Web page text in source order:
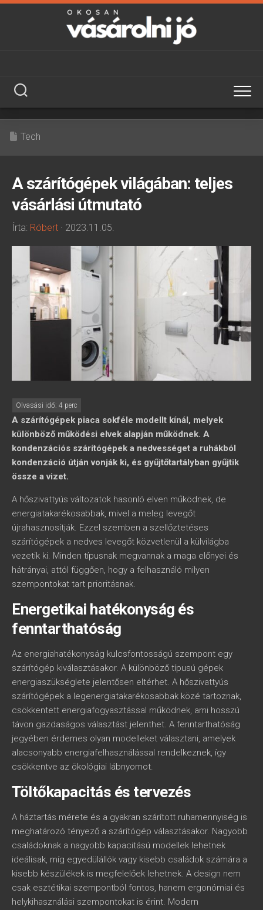
Skip
Tech
A szárítógépek világában: teljes
vásárlási útmutató
Írta: Róbert · 2023.11.05.
A szárítógépek piaca sokféle modellt kínál, melyek
különböző működési elvek alapján működnek. A
kondenzációs szárítógépek a nedvességet a ruhákból
kondenzáció útján vonják ki, és gyűjtőtartályban gyűjtik
össze a vizet.
A hőszivattyús változatok hasonló elven működnek, de
energiatakarékosabbak, mivel a meleg levegőt
újrahasznosítják. Ezzel szemben a szellőztetéses
szárítógépek a nedves levegőt közvetlenül a külvilágba
vezetik ki. Minden típusnak megvannak a maga előnyei és
hátrányai, attól függően, hogy a felhasználó milyen
szempontokat tart prioritásnak.
Energetikai hatékonyság és
fenntarthatóság
Az energiahatékonyság kulcsfontosságú szempont egy
szárítógép kiválasztásakor. A különböző típusú gépek
energiaszükséglete jelentősen eltérhet. A hőszivattyús
szárítógépek a legenergiatakarékosabbak közé tartoznak,
csökkentett energiafogyasztással működnek, ami hosszú
távon gazdaságos választást jelenthet. A fenntarthatóság
jegyében érdemes olyan modelleket választani, amelyek
alacsonyabb energiafelhasználással rendelkeznek, így
csökkentve az ökológiai lábnyomot.
Töltőkapacitás és tervezés
A háztartás mérete és a gyakran szárított ruhamennyiség is
meghatározó tényező a szárítógép választásakor. Nagyobb
családoknak a nagyobb kapacitású modellek lehetnek
ideálisak, míg egyedülállók vagy kisebb családok számára a
kisebb készülékek is megfelelőek lehetnek. A design nem
csak esztétikai szempontból fontos, hanem ergonómiai és
helykihasználási szempontokat is érint. Modern